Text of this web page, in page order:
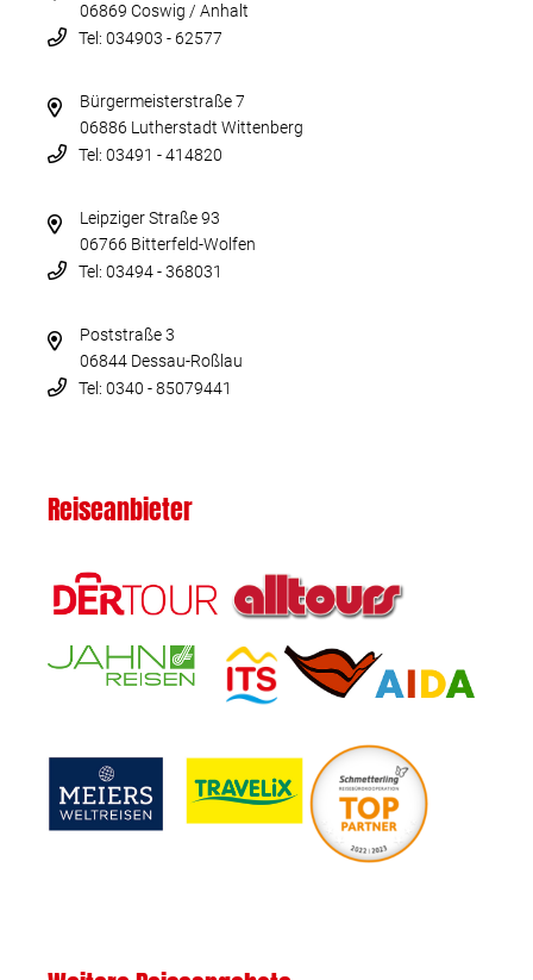
06869 Coswig / Anhalt
Tel: 034903 - 62577
Bürgermeisterstraße 7
06886 Lutherstadt Wittenberg
Tel: 03491 - 414820
Leipziger Straße 93
06766 Bitterfeld-Wolfen
Tel: 03494 - 368031
Poststraße 3
06844 Dessau-Roßlau
Tel: 0340 - 85079441
Reiseanbieter